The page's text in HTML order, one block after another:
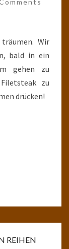
Wir
bald in ein
gehen zu
zu
drücken!
REIHEN